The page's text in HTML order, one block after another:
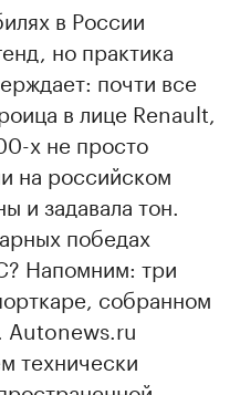
в России
но практика
почти все
в лице Renault,
х не просто
на российском
и задавала тон.
победах
Напомним: три
собранном
Autonews.ru
технически